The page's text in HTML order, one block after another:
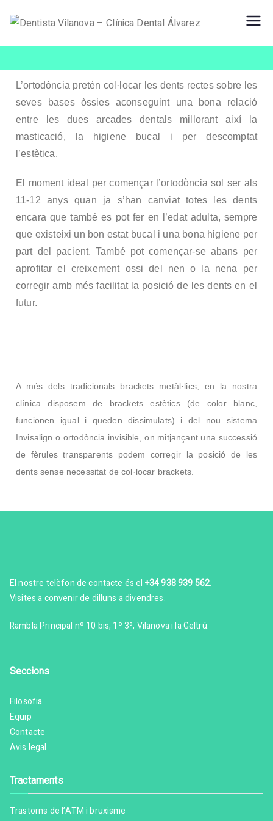
De
nti
sta
Vil
ova
–
Clí
nic
nta
l
Álv
z
Vilanova
L’ortodòncia pretén col·locar les dents rectes sobre les
seves bases òssies aconseguint una bona relació
entre les dues arcades dentals millorant així la
masticació, la higiene bucal i per descomptat
l’estètica.
El moment ideal per començar l’ortodòncia sol ser als
11-12 anys quan ja s’han canviat totes les dents
encara que també es pot fer en l’edat adulta, sempre
que existeixi un bon estat bucal i una bona higiene per
part del pacient. També pot començar-se abans per
aprofitar el creixement ossi del nen o la nena per
corregir amb més facilitat la posició de les dents en el
futur.
A més dels tradicionals brackets metàl·lics, en la nostra
clínica disposem de brackets estètics (de color blanc,
funcionen igual i queden dissimulats) i del nou sistema
Invisalign o ortodòncia invisible, on mitjançant una successió
de fèrules transparents podem corregir la posició de les
dents sense necessitat de col·locar brackets.
El nostre telèfon de contacte és el +34 938 939 562.
Visites a convenir de dilluns a divendres.
Rambla Principal nº 10 bis, 1º 3ª, Vilanova i la Geltrú.
Seccions
Filosofia
Equip
Contacte
Avis legal
Tractaments
Trastorns de l’ATM i bruxisme